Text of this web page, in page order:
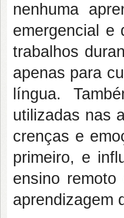
nenhuma
emergencial e
trabalhos
apenas para
língua.
utilizadas nas
crenças e
primeiro, e
ensino
aprendizagem